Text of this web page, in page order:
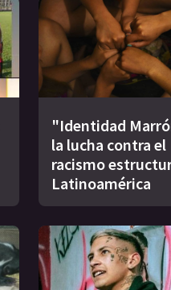
"Identidad
la lucha contra el
racismo
Latinoamérica